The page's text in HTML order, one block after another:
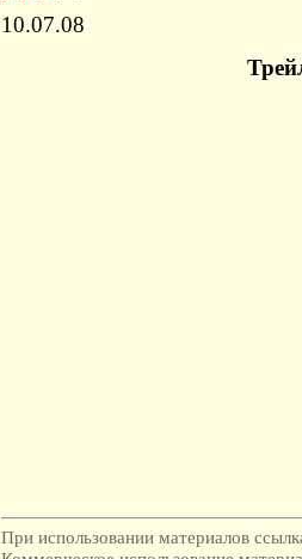
10.07.08
При использовании материалов